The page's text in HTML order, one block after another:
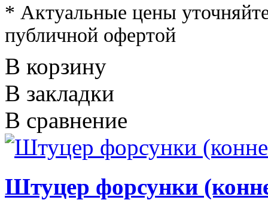
* Актуальные цены
публичной офертой
В корзину
В закладки
В сравнение
Штуцер форсунки